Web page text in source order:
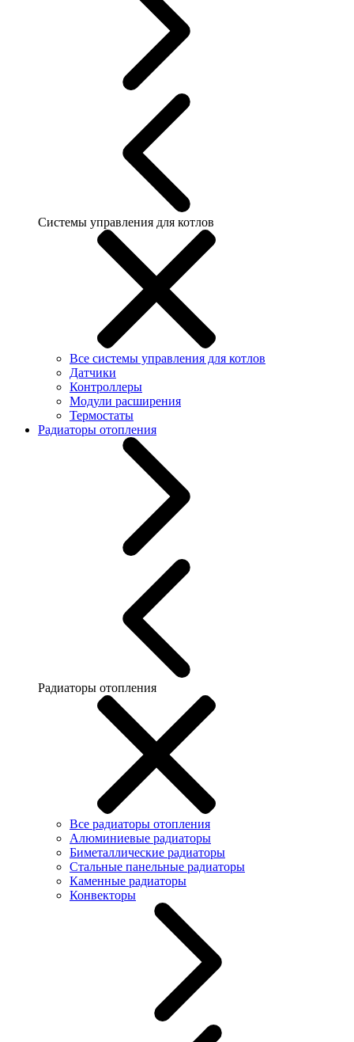
Системы управления для котлов
Все системы управления для котлов
Датчики
Контроллеры
Модули расширения
Термостаты
Радиаторы отопления
Радиаторы отопления
Все радиаторы отопления
Алюминиевые радиаторы
Биметаллические радиаторы
Стальные панельные радиаторы
Каменные радиаторы
Конвекторы